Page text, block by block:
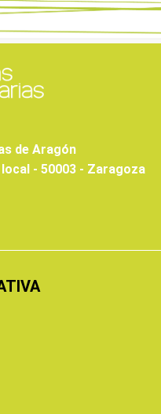
de Aragón
local - 50003 - Zaragoza